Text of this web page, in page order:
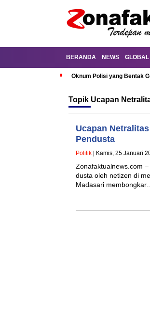
BERANDA NEWS GLOBAL
Oknum Polisi yang Bentak
Topik Ucapan
Ucapan
Pendusta
Politik | Kamis, 25 Januari
Zonafaktualnews.com
dusta oleh netizen di
Madasari membongkar…